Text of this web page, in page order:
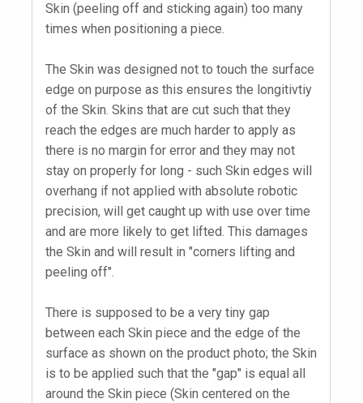
Skin (peeling off and sticking again) too many
times when positioning a piece.
The Skin was designed not to touch the surface
edge on purpose as this ensures the longitivtiy
of the Skin. Skins that are cut such that they
reach the edges are much harder to apply as
there is no margin for error and they may not
stay on properly for long - such Skin edges will
overhang if not applied with absolute robotic
precision, will get caught up with use over time
and are more likely to get lifted. This damages
the Skin and will result in "corners lifting and
peeling off".
There is supposed to be a very tiny gap
between each Skin piece and the edge of the
surface as shown on the product photo; the Skin
is to be applied such that the "gap" is equal all
around the Skin piece (Skin centered on the